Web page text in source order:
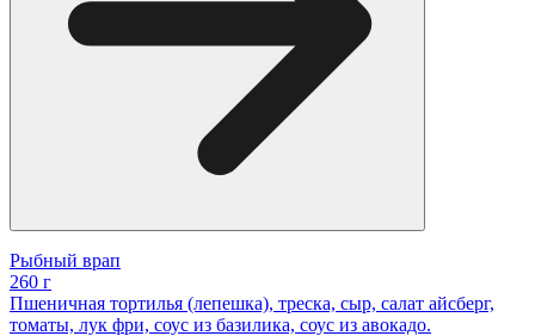
Рыбный врап
260 г
Пшеничная тортилья (лепешка), треска, сыр, салат айсберг,
томаты, лук фри, соус из базилика, соус из авокадо.